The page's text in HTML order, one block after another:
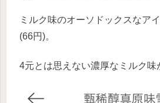
ミルク味のオーソドックスなア
(66円)。
4元とは思えない濃厚なミルク